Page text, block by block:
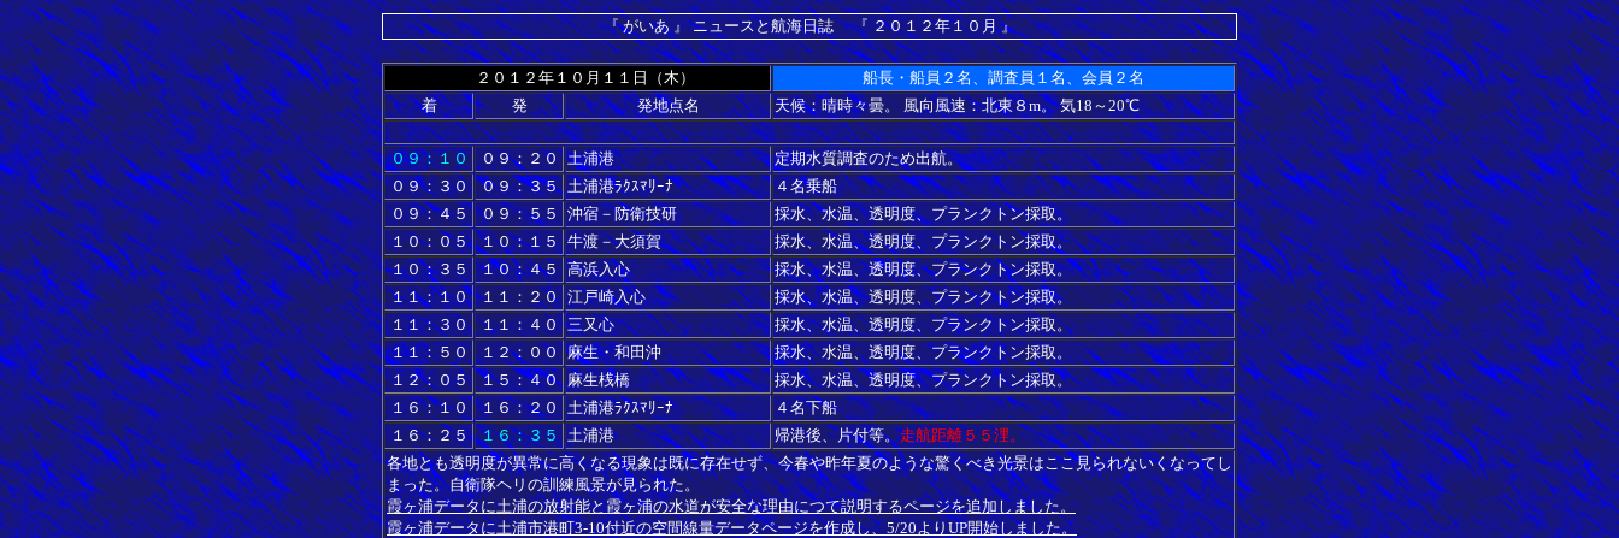
『 がいあ 』 ニュースと航海日誌 『 ２０１２年１０月 』
２０１２年１０月１１日（木）
船長・船員２名、調査員１名、会員２名
着
発 発地点名 天候：晴時々曇。 風向風速：北東８m。 気18～20℃
０９：１０ ０９：２０ 土浦港
定期水質調査のため出航。
０９：３０
０９：３５ 土浦港ﾗｸｽﾏﾘｰﾅ
４名乗船
０９：４５
０９：５５ 沖宿－防衛技研
採水、水温、透明度、プランクトン採取。
１０：０５
１０：１５ 牛渡－大須賀
採水、水温、透明度、プランクトン採取。
１０：３５
１０：４５ 高浜入心
採水、水温、透明度、プランクトン採取。
１１：１０
１１：２０ 江戸崎入心
採水、水温、透明度、プランクトン採取。
１１：３０
１１：４０ 三又心
採水、水温、透明度、プランクトン採取。
１１：５０
１２：００ 麻生・和田沖
採水、水温、透明度、プランクトン採取。
１２：０５
１５：４０ 麻生桟橋
採水、水温、透明度、プランクトン採取。
１６：１０
１６：２０ 土浦港ﾗｸｽﾏﾘｰﾅ
４名下船
１６：２５
１６：３５ 土浦港 帰港後、片付等。走航距離５５浬。
各地とも透明度が異常に高くなる現象は既に存在せず、今春や昨年夏のような驚くべき光景はここ見られないくなってし
まった。自衛隊ヘリの訓練風景が見られた。
霞ヶ浦データに土浦の放射能と霞ヶ浦の水道が安全な理由につて説明するページを追加しました。
霞ヶ浦データに土浦市港町3-10付近の空間線量データページを作成し、5/20よりUP開始しました。